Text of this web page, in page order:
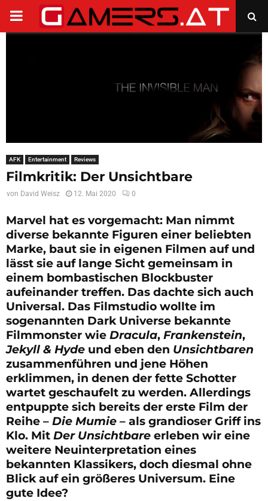
PRIMARY
AFK Entertainment Reviews
Filmkritik: Der Unsichtbare
von David Weisz 12. Mai 2020 0
Marvel hat es vorgemacht: Man nimmt
diverse bekannte Figuren einer beliebten
Marke, baut sie in eigenen Filmen auf und
lässt sie auf lange Sicht gemeinsam in
einem bombastischen Blockbuster
aufeinander treffen. Das dachte sich auch
Universal. Das Filmstudio wollte im
sogenannten Dark Universe bekannte
Filmmonster wie Dracula, Frankenstein,
Jekyll & Hyde und eben den Unsichtbaren
zusammenführen und jene Höhen
erklimmen, in denen der fette Schotter
wartet geschaufelt zu werden. Allerdings
entpuppte sich bereits der erste Film der
Reihe – Die Mumie – als grandioser Griff ins
Klo. Mit Der Unsichtbare erleben wir eine
weitere Neuinterpretation eines
bekannten Klassikers, doch diesmal ohne
Blick auf ein größeres Universum. Eine
gute Idee?